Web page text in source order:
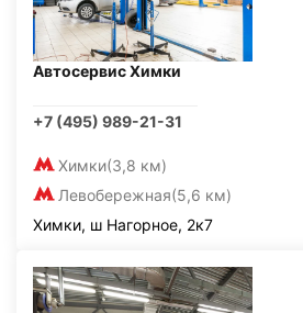
Автосервис Химки
+7 (495) 989-21-31
Химки(3,8 км)
Левобережная(5,6 км)
Химки, ш Нагорное, 2к7